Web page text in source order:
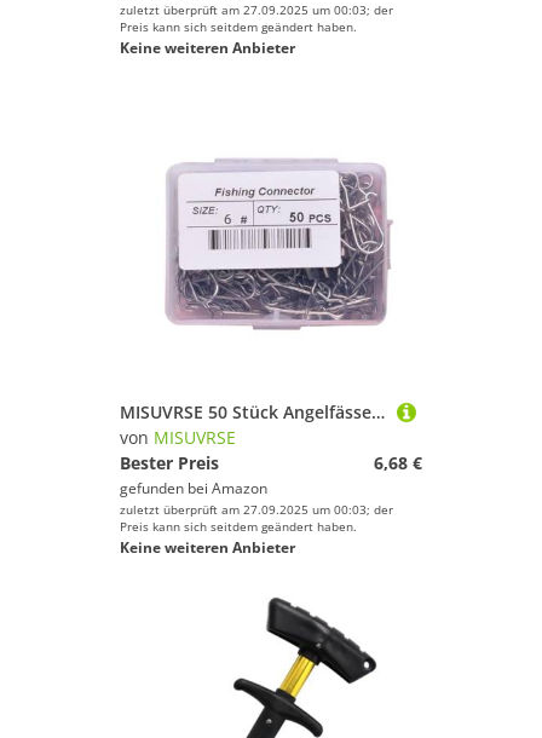
zuletzt überprüft am 27.09.2025 um 00:03; der
Preis kann sich seitdem geändert haben.
Keine weiteren Anbieter
MISUVRSE 50 Stück Angelfässer, Schnurverbinder, rollende Wirbel, Angelhaken, Ringe, Edelstahl, Angelhaken, Köder, Angelzubehör
von MISUVRSE
Bester Preis
6,68 €
gefunden bei Amazon
zuletzt überprüft am 27.09.2025 um 00:03; der
Preis kann sich seitdem geändert haben.
Keine weiteren Anbieter